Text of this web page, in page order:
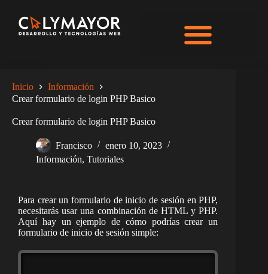
Inicio
Información
Crear formulario de login PHP Basico
Crear formulario de login PHP Basico
Francisco
enero 10, 2023
Información, Tutoriales
Para crear un formulario de inicio de sesión en PHP,
necesitarás usar una combinación de HTML y PHP.
Aquí hay un ejemplo de cómo podrías crear un
formulario de inicio de sesión simple: